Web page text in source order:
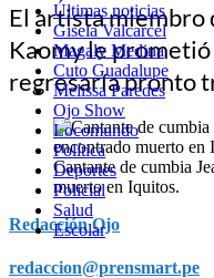
Últimas noticias
Gisela Valcarcel
Magaly Medina
Cuto Guadalupe
Melissa Paredes
Ojo Show
Locomundo
Política
Deportes
Policial
Salud
Escolar
El artista miembro
Kaomy le prometió
regresaría pronto
Cantante de cumbia
muerto en Iquitos.
Redacción Ojo
redaccion@prensmart.pe